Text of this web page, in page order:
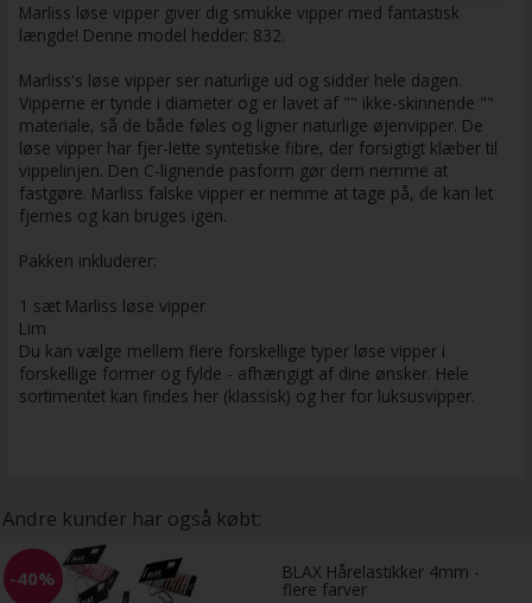
Marliss løse vipper giver dig smukke vipper med fantastisk
længde! Denne model hedder: 832.
Marliss's løse vipper ser naturlige ud og sidder hele dagen.
Vipperne er tynde i diameter og er lavet af "" ikke-skinnende ""
materiale, så de både føles og ligner naturlige øjenvipper. De
løse vipper har fjer-lette syntetiske fibre, der forsigtigt klæber til
vippelinjen. Den C-lignende pasform gør dem nemme at
fastgøre. Marliss falske vipper er nemme at tage på, de kan let
fjernes og kan bruges igen.
Pakken inkluderer:
1 sæt Marliss løse vipper
Lim
Du kan vælge mellem flere forskellige typer løse vipper i
forskellige former og fylde - afhængigt af dine ønsker. Hele
sortimentet kan findes her (klassisk) og her for luksusvipper.
Andre kunder har også købt:
-40% BLAX Hårelastikker 4mm -
flere farver